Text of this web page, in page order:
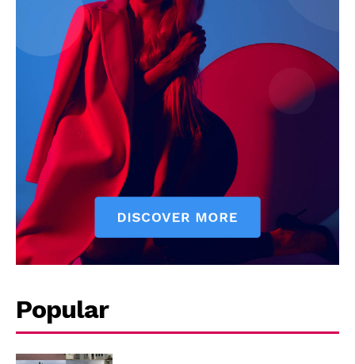
Company
About
Contact us
Subscription Plans
My account
Quintana Roo
Cancún
Chetumal
Playa del Carmen
Puerto Morelos
Popular